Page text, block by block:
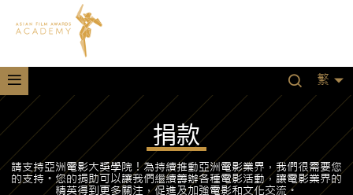
繁
捐款
請支持亞洲電影大獎學院！為持續推動亞洲電影業界，我們很需要您
的支持。您的捐助可以讓我們繼續籌辦各種電影活動，讓電影業界的
精英得到更多關注，促進及加強電影和文化交流。